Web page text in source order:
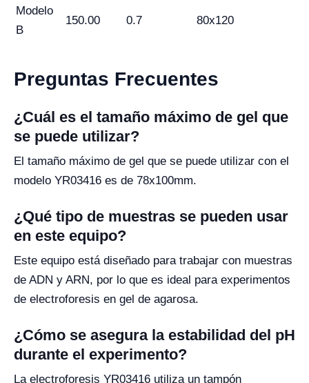
Modelo
B
150.00 0.7 80x120
Preguntas Frecuentes
¿Cuál es el tamaño máximo de gel que
se puede utilizar?
El tamaño máximo de gel que se puede utilizar con el
modelo YR03416 es de 78x100mm.
¿Qué tipo de muestras se pueden usar
en este equipo?
Este equipo está diseñado para trabajar con muestras
de ADN y ARN, por lo que es ideal para experimentos
de electroforesis en gel de agarosa.
¿Cómo se asegura la estabilidad del pH
durante el experimento?
La electroforesis YR03416 utiliza un tampón